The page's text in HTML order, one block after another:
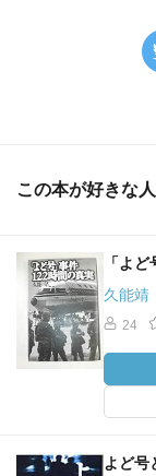
この本が好きな
「よ
久能靖
24
よど号